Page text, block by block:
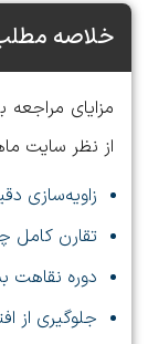
خلاصه
مزایای
از نظر سایت
زاویه‌سازی
تقارن کامل
دوره نقاهت
جلوگیری از